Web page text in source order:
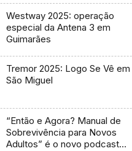
Westway 2025: operação
especial da Antena 3 em
Guimarães
Tremor 2025: Logo Se Vê em
São Miguel
“Então e Agora? Manual de
Sobrevivência para Novos
Adultos” é o novo podcast